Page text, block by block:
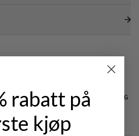
LIGHT & TECH
TREKKING
NORDIC SKATING
rabatt på
kjøp